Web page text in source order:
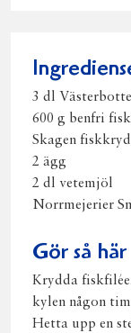
3 dl
600 g benfri
Skagen
2 ägg
2 dl vetemjöl
Norrmejerier
Gör så här
Krydda
kylen någon
Hetta upp en